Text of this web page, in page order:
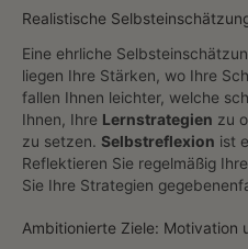
Realistische
Eine ehrliche
liegen Ihre Stärken, wo Ihre
fallen Ihnen leichter, welche
Ihnen, Ihre Lernstrategien zu
zu setzen. Selbstreflexion ist
Reflektieren Sie regelmäßig
Sie Ihre Strategien
Ambitionierte Ziele: Motivation